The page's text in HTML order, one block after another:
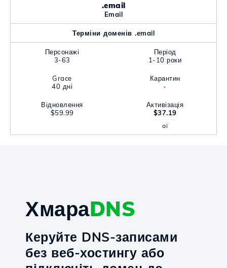
.email
Email
Терміни доменів .email
Персонажі
3-63
Період
1-10 роки
Grace
40 дні
Карантин
-
Відновлення
$59.99
Активізація
$37.19
ai
ХмараDNS
Керуйте DNS-записами
без веб-хостингу або